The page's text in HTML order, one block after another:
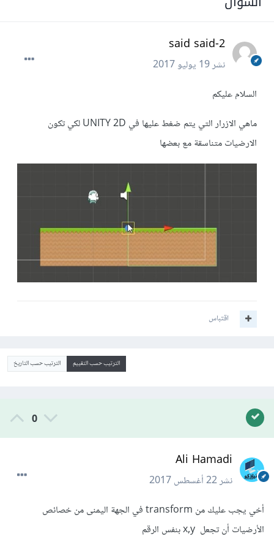
said said-2
نشر19 يوليو 2017
السلام عليكم
ماهي الازرار التي يتم ضغط عليها في UNITY 2D لكي تكون
الارضيات متناسقة مع بعضها
اقتباس
الترتيب حسب التقييم الترتيب حسب التاريخ
0
Ali Hamadi
نشر22 أغسطس 2017
أخي يجب عليك من transform في الجهة اليمنى من خصائص
الأرضيات أن تجعل x,y بنفس الرقم